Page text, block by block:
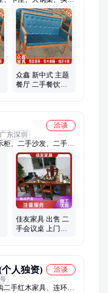
实木桌椅、餐桌椅组
众鑫 新中式 主题
餐厅 二手餐饮家
洽谈
广东深圳
柜、二手沙发、二手茶
桌、二手铁皮柜子、二
、二手家具组合、二
件柜、二手铁皮文件
文件柜、职工靠背办
佳友家具 出售 二
手会议桌 上门回
个人独资)
洽谈
二手红木家具、连环